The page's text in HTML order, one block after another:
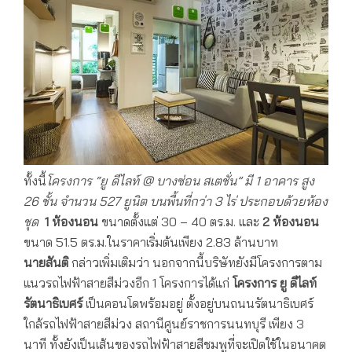
ทั้งนี้ โครงการ “ยู ดีไลท์@ บางซ่อน สเตชั่น” มี 1อาคาร สูง
26ชั้น จำนวน 527ยูนิต บนพื้นที่กว่า 3ไร่ ประกอบด้วยห้อง
ชุด 1 ห้องนอน ขนาดตั้งแต่ 30 – 40 ตร.ม. และ 2 ห้องนอน
ขนาด 51.5 ตร.ม.ในราคาเริ่มต้นเพียง 2.83 ล้านบาท
นายสันติกล่าวเพิ่มเติมว่า นอกจากนี้บริษัทยังมีโครงการตาม
แนวรถไฟฟ้าสายสีม่วงอีก 1 โครงการได้แก่ โครงการ ยู ดีไลท์
รัตนาธิเบศร์เป็นคอนโดพร้อมอยู่ ตั้งอยู่บนถนนรัตนาธิเบศร์
ใกล้รถไฟฟ้าสายสีม่วง สถานีศูนย์ราชการนนทบุรี เพียง 3
นาที ทั้งยังเป็นเส้นของรถไฟฟ้าสายสีชมพูที่จะเปิดใช้ในอนาคต